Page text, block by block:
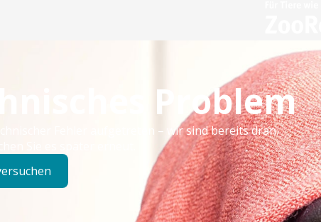
Problem
Fehler aufgetreten – wir sind bereits dran.
Sie es später erneut.